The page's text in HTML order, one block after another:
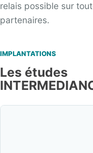
relais possible sur
partenaires.
IMPLANTATIONS
Les études